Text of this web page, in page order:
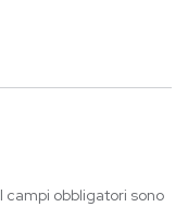
I campi obbligatori sono